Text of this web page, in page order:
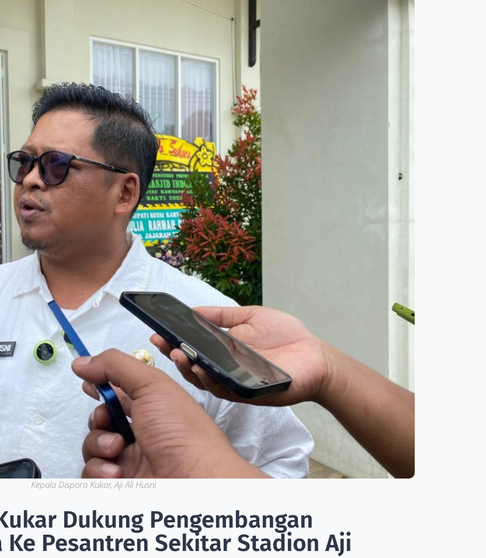
Kepala Dispora Kukar, Aji Ali Husni
Dukung Pengembangan
Ke Pesantren Sekitar Stadion Aji